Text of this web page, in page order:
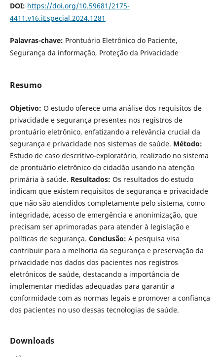
DOI: https://doi.org/10.59681/2175-
4411.v16.iEspecial.2024.1281
Palavras-chave: Prontuário Eletrônico do Paciente,
Segurança da informação, Proteção da Privacidade
Resumo
Objetivo: O estudo oferece uma análise dos requisitos de
privacidade e segurança presentes nos registros de
prontuário eletrônico, enfatizando a relevância crucial da
segurança e privacidade nos sistemas de saúde. Método:
Estudo de caso descritivo-exploratório, realizado no sistema
de prontuário eletrônico do cidadão usando na atenção
primária à saúde. Resultados: Os resultados do estudo
indicam que existem requisitos de segurança e privacidade
que não são atendidos completamente pelo sistema, como
integridade, acesso de emergência e anonimização, que
precisam ser aprimoradas para atender à legislação e
políticas de segurança. Conclusão: A pesquisa visa
contribuir para a melhoria da segurança e preservação da
privacidade nos dados dos pacientes nos registros
eletrônicos de saúde, destacando a importância de
implementar medidas adequadas para garantir a
conformidade com as normas legais e promover a confiança
dos pacientes no uso dessas tecnologias de saúde.
Downloads